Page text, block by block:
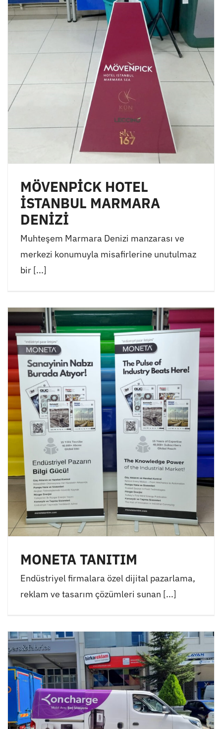
MÖVENPİCK HOTEL
İSTANBUL MARMARA
DENİZİ
Muhteşem Marmara Denizi manzarası ve
merkezi konumuyla misafirlerine unutulmaz
bir [...]
MONETA TANITIM
Endüstriyel firmalara özel dijital pazarlama,
reklam ve tasarım çözümleri sunan [...]